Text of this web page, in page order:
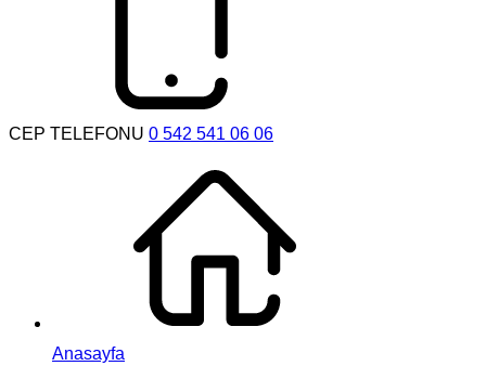
CEP TELEFONU 0 542 541 06 06
Anasayfa